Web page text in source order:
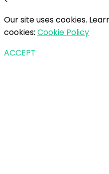
Our site uses cookies.
cookies: Cookie Policy
ACCEPT